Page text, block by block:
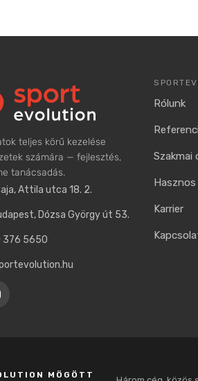
teljes körű kezelése
számára — fejlesztés,
tanácsadás.
Attila utca 18. 2.
Dózsa György út 53.
376 5650
Rólunk
Szakmai
Hasznos
Karrier
MÖGÖTT